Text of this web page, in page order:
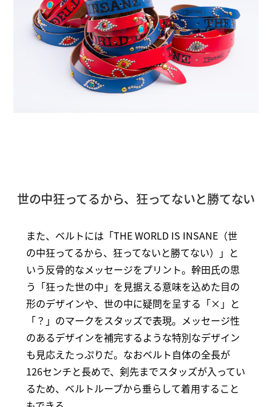
世の中狂ってるから、狂ってないと勝てない
また、ベルトには「THE WORLD IS INSANE（世
の中狂ってるから、狂ってないと勝てない）」と
いう反骨的なメッセージをプリント。幹田氏の思
う「狂った世の中」を見据える意味を込めた目の
形のデザインや、世の中に疑問を呈する「×」と
「？」のマークをスタッズで表現。メッセージ性
のあるデザインを補完するような特別なデザイン
も見応えたっぷりだ。なおベルト自体の全長が
126センチと長めで、剣先までスタッズが入ってい
るため、ベルトループから垂らして着用すること